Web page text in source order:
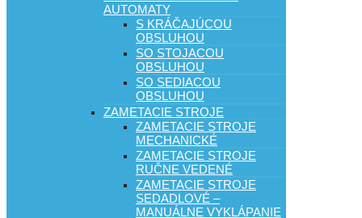
AUTOMATY
S KRÁČAJÚCOU
OBSLUHOU
SO STOJACOU
OBSLUHOU
SO SEDIACOU
OBSLUHOU
ZAMETACIE STROJE
ZAMETACIE STROJE
MECHANICKÉ
ZAMETACIE STROJE
RUČNE VEDENÉ
ZAMETACIE STROJE
SEDADLOVÉ –
MANUÁLNE VYKLÁPANIE